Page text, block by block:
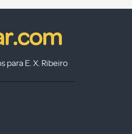
para E. X. Ribeiro